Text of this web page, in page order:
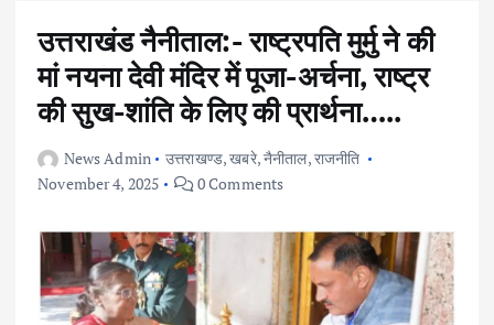
उत्तराखंड नैनीताल:- राष्ट्रपति मुर्मु ने की
मां नयना देवी मंदिर में पूजा-अर्चना, राष्ट्र
की सुख-शांति के लिए की प्रार्थना…..
News Admin उत्तराखण्ड,खबरे,नैनीताल,राजनीति
November 4, 2025
0 Comments